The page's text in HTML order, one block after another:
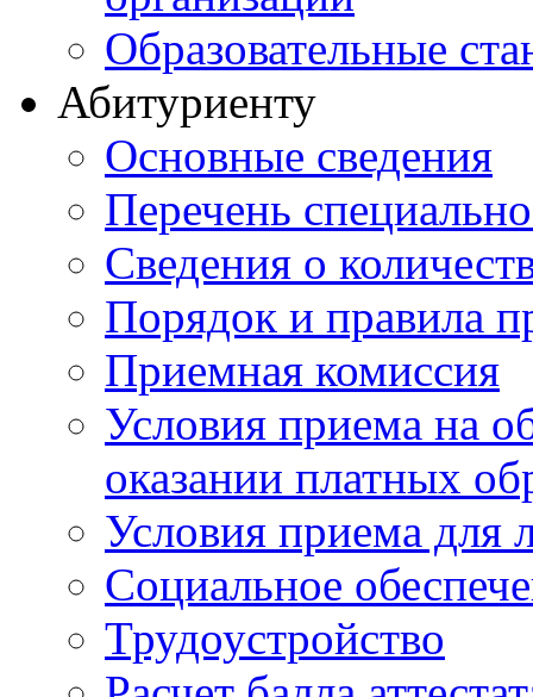
Образовательные
Абитуриенту
Основные сведения
Перечень
Cведения о
Порядок и правила
Приемная комиссия
Условия приема на
оказании платных
Условия приема для
Социальное
Трудоустройство